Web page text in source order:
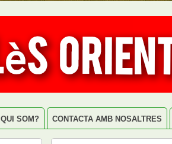
QUI SOM? CONTACTA AMB NOSALTRES